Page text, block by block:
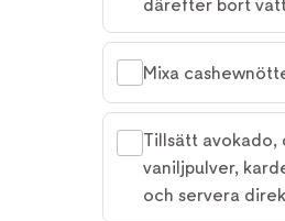
därefter bort
Mixa
Tillsätt avokado,
vaniljpulver,
och servera